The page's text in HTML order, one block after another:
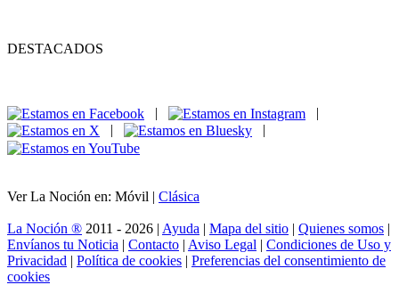
DESTACADOS
|
|
|
|
Ver La Noción en: Móvil | Clásica
La Noción ® 2011 - 2026 | Ayuda | Mapa del sitio | Quienes somos |
Envíanos tu Noticia | Contacto | Aviso Legal | Condiciones de Uso y
Privacidad | Política de cookies | Preferencias del consentimiento de
cookies